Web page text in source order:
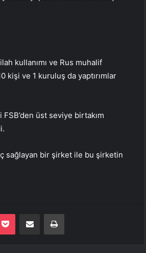
kullanımı ve Rus muhalif
kişi ve 1 kuruluş da yaptırımlar
üst seviye birtakım
sağlayan bir şirket ile bu şirketin
Pocket E-Posta ile paylaş Yazdır